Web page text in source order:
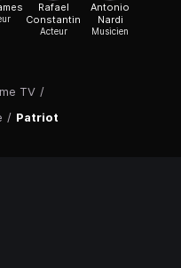
TV /
/ Patriot
Rafael
Constantin
Acteur
Antonio
Nardi
Musicien